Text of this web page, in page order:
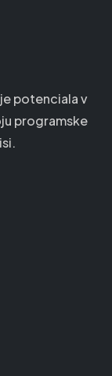
potenciala v
programske